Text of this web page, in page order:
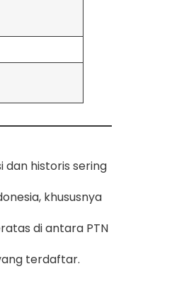
dan historis sering
khususnya
di antara PTN
terdaftar.